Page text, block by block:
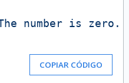
number is zero.
COPIAR CÓDIGO